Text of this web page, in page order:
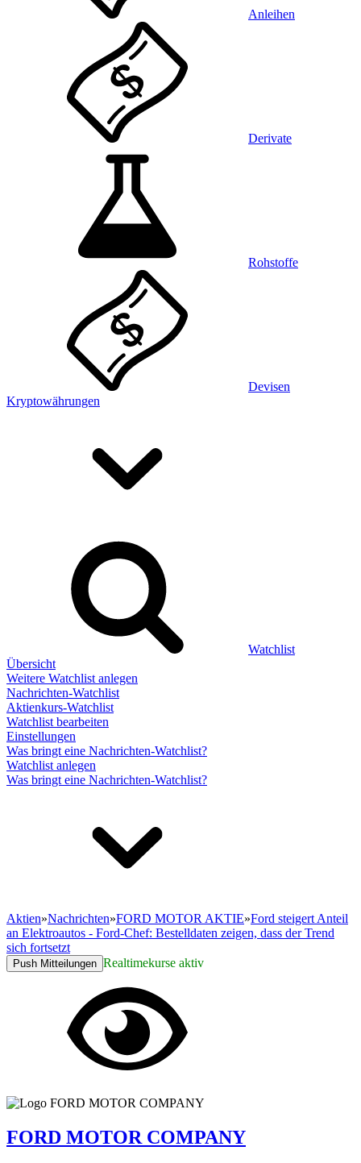
Anleihen
Derivate
Rohstoffe
Devisen
Kryptowährungen
Watchlist
Übersicht
Weitere Watchlist anlegen
Nachrichten-Watchlist
Aktienkurs-Watchlist
Watchlist bearbeiten
Einstellungen
Was bringt eine Nachrichten-Watchlist?
Watchlist anlegen
Was bringt eine Nachrichten-Watchlist?
Aktien»Nachrichten»FORD MOTOR AKTIE»Ford steigert Anteil
an Elektroautos - Ford-Chef: Bestelldaten zeigen, dass der Trend
sich fortsetzt
Push Mitteilungen Realtimekurse aktiv
FORD MOTOR COMPANY